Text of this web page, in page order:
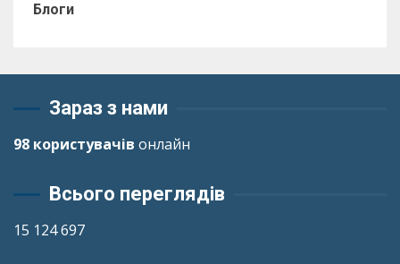
Блоги
Зараз з нами
98 користувачів онлайн
Всього переглядів
15 124 697